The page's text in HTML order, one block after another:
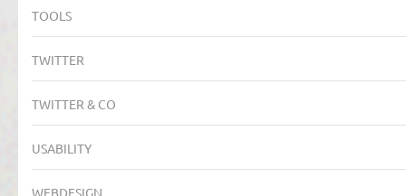
TOOLS
TWITTER
TWITTER & CO
USABILITY
WEBDESIGN